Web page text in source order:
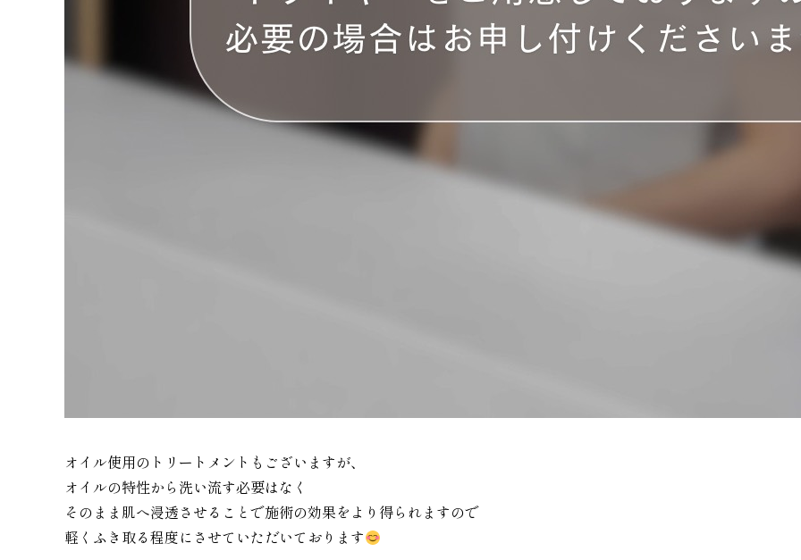
オイル使用のトリートメントもございますが、
オイルの特性から洗い流す必要はなく
そのまま肌へ浸透させることで施術の効果をより得られますので
軽くふき取る程度にさせていただいております